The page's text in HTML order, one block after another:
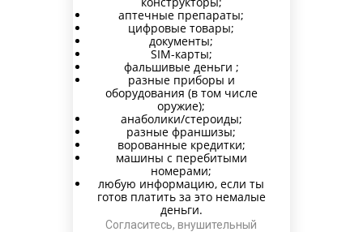
аптечные препараты;
цифровые товары;
документы;
SIM-карты;
фальшивые деньги ;
разные приборы и
оборудования (в том числе
оружие);
анаболики/стероиды;
разные франшизы;
ворованные кредитки;
машины с перебитыми
номерами;
любую информацию, если ты
готов платить за это немалые
деньги.
Согласитесь, внушительный